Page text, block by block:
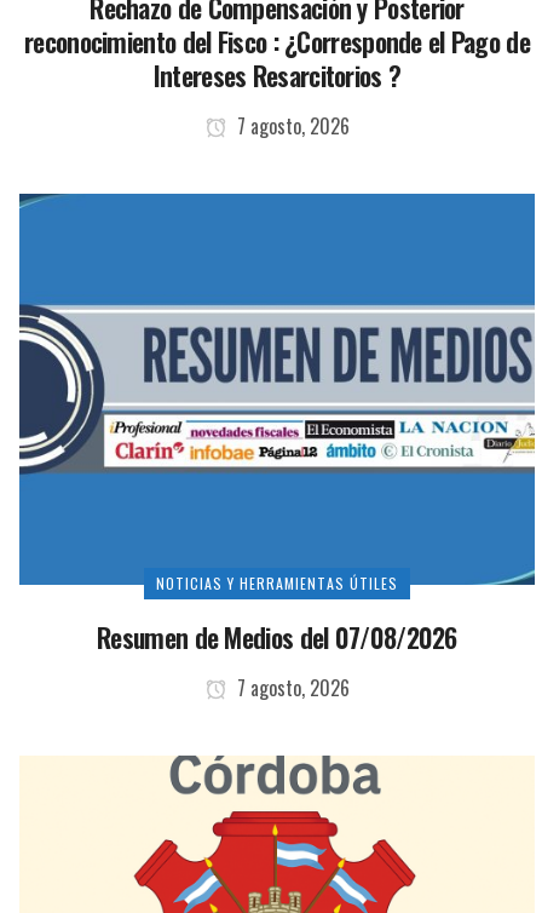
reconocimiento del Fisco : ¿Corresponde el Pago de
Intereses Resarcitorios ?
7 agosto, 2026
NOTICIAS Y HERRAMIENTAS ÚTILES
Resumen de Medios del 07/08/2026
7 agosto, 2026